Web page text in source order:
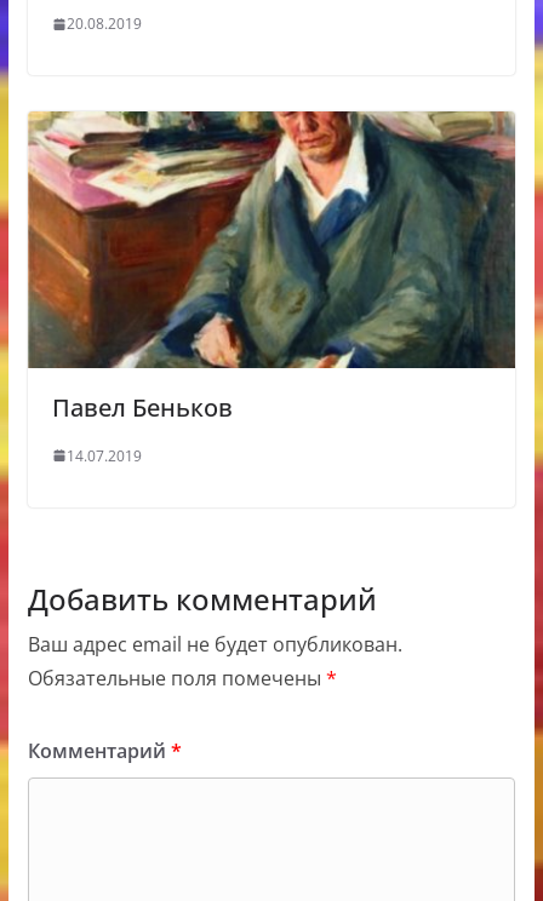
20.08.2019
Павел Беньков
14.07.2019
Добавить комментарий
Ваш адрес email не будет опубликован.
Обязательные поля помечены *
Комментарий *